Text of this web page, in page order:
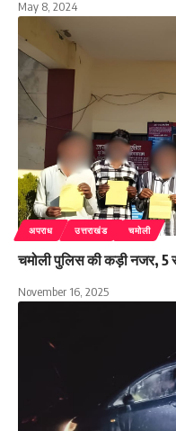
May 8, 2024
अपराध उत्तराखंड चमोली
चमोली पुलिस की कड़ी नजर, 5
November 16, 2025